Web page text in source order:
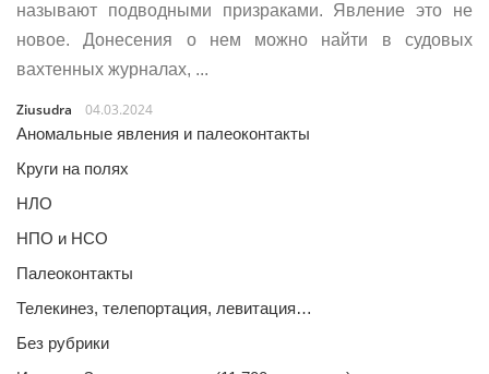
называют подводными призраками. Явление это не
новое. Донесения о нем можно найти в судовых
вахтенных журналах, ...
Ziusudra
04.03.2024
Аномальные явления и палеоконтакты
Круги на полях
НЛО
НПО и НСО
Палеоконтакты
Телекинез, телепортация, левитация…
Без рубрики